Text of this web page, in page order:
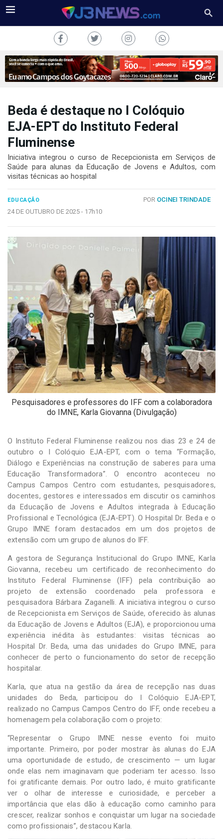
COLUNAS
CONOSCO
Copyright
2024
Desenvolvido
por
Hesea
Tecnologia
Sistemas
Beda é destaque no I Colóquio
EJA-EPT do Instituto Federal
Fluminense
Iniciativa integrou o curso de Recepcionista em Serviços de
Saúde para alunas da Educação de Jovens e Adultos, com
visitas técnicas ao hospital
EDUCAÇÃO POR OCINEI TRINDADE
24 DE OUTUBRO DE 2025 - 17h10
Pesquisadores e professores do IFF com a colaboradora
do IMNE, Karla Giovanna (Divulgação)
O Instituto Federal Fluminense realizou nos dias 23 e 24 de
outubro o I Colóquio EJA-EPT, com o tema “Formação,
Diálogo e Experiências na construção de saberes para uma
Educação Transformadora”. O encontro aconteceu no
Campus Campos Centro com estudantes, pesquisadores,
docentes, gestores e interessados em discutir os caminhos
da Educação de Jovens e Adultos integrada à Educação
Profissional e Tecnológica (EJA-EPT). O Hospital Dr. Beda e o
Grupo IMNE foram destacados em um dos projetos de
extensão com um grupo de alunos do IFF.
A gestora de Segurança Institucional do Grupo IMNE, Karla
Giovanna, recebeu um certificado de reconhecimento do
Instituto Federal Fluminense (IFF) pela contribuição ao
projeto de extensão coordenado pela professora e
pesquisadora Bárbara Zaganelli. A iniciativa integrou o curso
de Recepcionista em Serviços de Saúde, oferecido às alunas
da Educação de Jovens e Adultos (EJA), e proporcionou uma
experiência inédita às estudantes: visitas técnicas ao
Hospital Dr. Beda, uma das unidades do Grupo IMNE, para
conhecer de perto o funcionamento do setor de recepção
hospitalar.
Karla, que atua na gestão da área de recepção nas duas
unidades do Beda, participou do I Colóquio EJA-EPT,
realizado no Campus Campos Centro do IFF, onde recebeu a
homenagem pela colaboração com o projeto:
“Representar o Grupo IMNE nesse evento foi muito
importante. Primeiro, por poder mostrar às alunas do EJA
uma oportunidade de estudo, de crescimento — um lugar
onde elas nem imaginavam que poderiam ter acesso. Isso
foi gratificante demais. Por outro lado, é muito gratificante
ver o olhar de interesse e curiosidade, e perceber a
importância que elas dão à educação como caminho para
crescer, realizar sonhos e conquistar um lugar na sociedade
como profissionais”, destacou Karla.